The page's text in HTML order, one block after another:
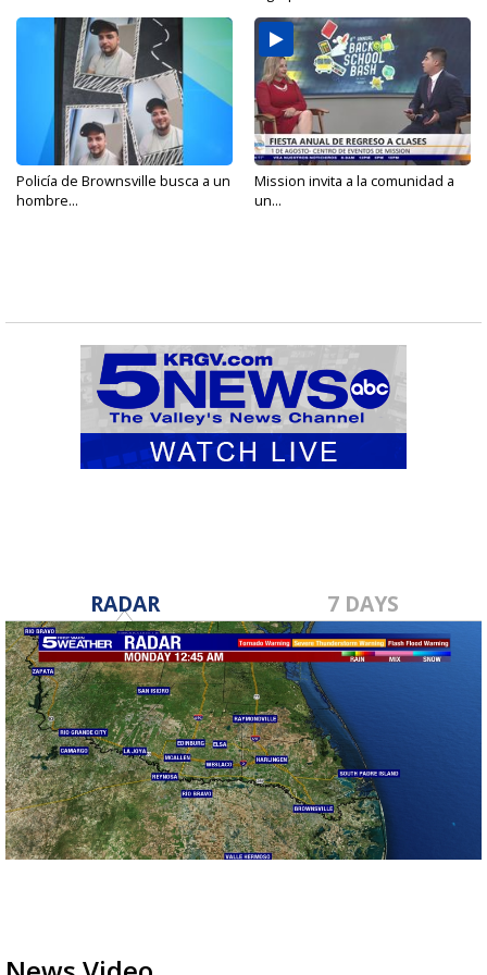
Policía de Brownsville busca a un
hombre...
Mission invita a la comunidad a
un...
RADAR 7 DAYS